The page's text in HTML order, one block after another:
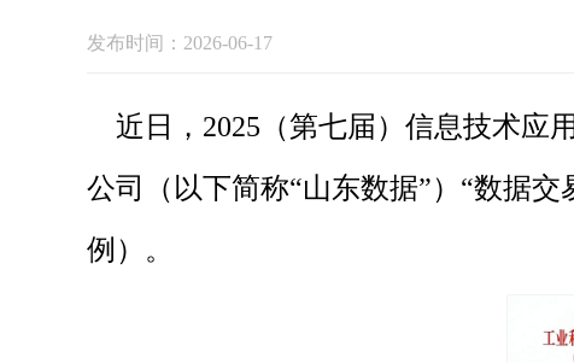
发布时间：2026-06-17
近日，2025（第七届）信息技术应
公司（以下简称“山东数据”）“数据
例）。